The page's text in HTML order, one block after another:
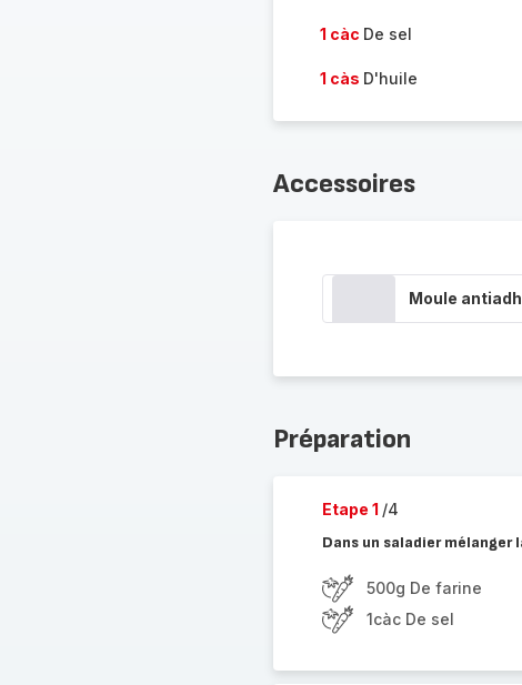
1 càc De sel
1 càs D'huile
Accessoires
Moule
Préparation
Etape 1 /4
Dans un saladier mélanger
500g De farine
1càc De sel